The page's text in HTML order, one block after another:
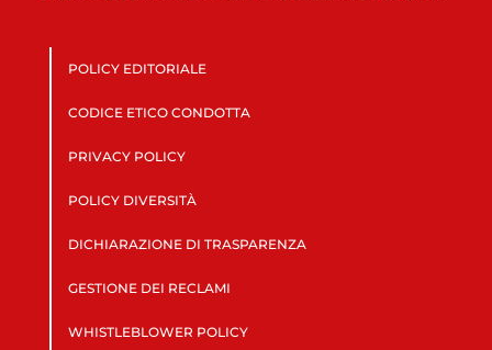
POLICY EDITORIALE
CODICE ETICO CONDOTTA
PRIVACY POLICY
POLICY DIVERSITÀ
DICHIARAZIONE DI TRASPARENZA
GESTIONE DEI RECLAMI
WHISTLEBLOWER POLICY